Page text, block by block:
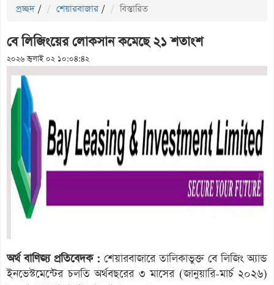
প্রচ্ছদ / শেয়ারবাজার / বিস্তারিত
বে লিজিংয়ের লোকসান কমেছে ২১ শতাংশ
২০২৬ জুলাই ০২ ১০:০৪:৪২
অর্থ বাণিজ্য প্রতিবেদক : শেয়ারবাজারে তালিকাভুক্ত বে লিজিং অ্যান্ড
ইনভেস্টমেন্টের চলতি অর্থবছরের ৩ মাসের (জানুয়ারি-মার্চ ২০২৬)